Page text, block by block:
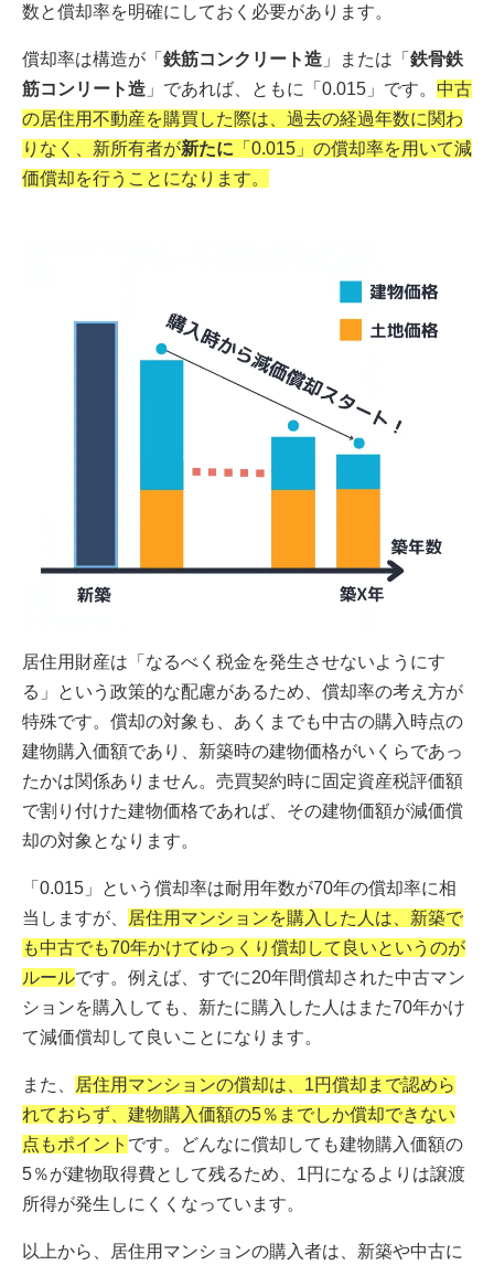
数と償却率を明確にしておく必要があります。
償却率は構造が「 鉄筋コンクリート造 」または「 鉄骨鉄
筋コンリート造 」であれば、ともに「0.015」です。 中古
の居住用不動産を購買した際は、過去の経過年数に関わ
りなく、新所有者が新たに 「0.015」の償却率を用いて減
価償却を行うことになります。
居住用財産は「なるべく税金を発生させないようにす
る」という政策的な配慮があるため、償却率の考え方が
特殊です。償却の対象も、あくまでも中古の購入時点の
建物購入価額であり、新築時の建物価格がいくらであっ
たかは関係ありません。売買契約時に固定資産税評価額
で割り付けた建物価格であれば、その建物価額が減価償
却の対象となります。
「0.015」という償却率は耐用年数が70年の償却率に相
当しますが、
居住用マンションを購入した人は、新築で
も中古でも70年かけてゆっくり償却して良いというのが
ルールです。例えば、すでに20年間償却された中古マン
ションを購入しても、新たに購入した人はまた70年かけ
て減価償却して良いことになります。
また、
居住用マンションの償却は、1円償却まで認めら
れておらず、建物購入価額の5％までしか償却できない
点もポイント です。どんなに償却しても建物購入価額の
5％が建物取得費として残るため、1円になるよりは譲渡
所得が発生しにくくなっています。
以上から、居住用マンションの購入者は、新築や中古に